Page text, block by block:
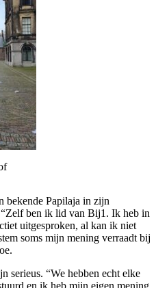
bekende Papilaja in zijn
ben ik lid van Bij1. Ik heb in
uitgesproken, al kan ik niet
soms mijn mening verraadt bij
serieus. “We hebben echt elke